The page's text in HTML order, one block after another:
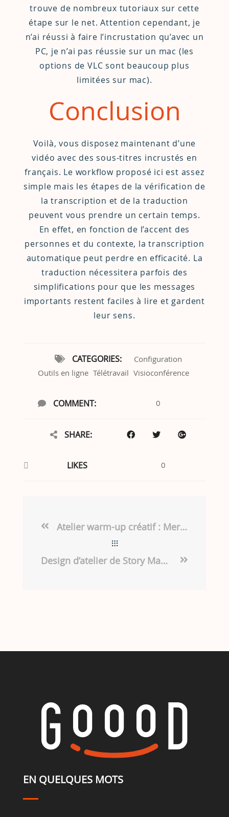
trouve de nombreux tutoriaux sur cette
étape sur le net. Attention cependant, je
n’ai réussi à faire l’incrustation qu’avec un
PC, je n’ai pas réussie sur un mac (les
options de VLC sont beaucoup plus
limitées sur mac).
Conclusion
Voilà, vous disposez maintenant d’une
vidéo avec des sous-titres incrustés en
français. Le workflow proposé ici est assez
simple mais les étapes de la vérification de
la transcription et de la traduction
peuvent vous prendre un certain temps.
En effet, en fonction de l’accent des
personnes et du contexte, la transcription
automatique peut perdre en efficacité. La
traduction nécessitera parfois des
simplifications pour que les messages
importants restent faciles à lire et gardent
leur sens.
CATEGORIES:
Configuration
Outils en ligne Télétravail Visioconférence
COMMENT: 0
SHARE:
LIKES 0
Atelier warm-up créatif : Merge
Design d’atelier de Story Mapping dans Klaxoon
EN QUELQUES MOTS